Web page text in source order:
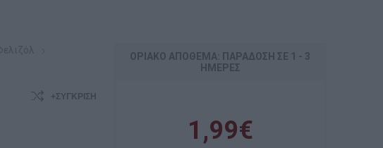
+ΣΎΓΚΡΙΣΗ
ΟΡΙΑΚΌ ΑΠΌΘΕΜΑ: ΠΑΡΆΔΟΣΗ ΣΕ 1 - 3
ΗΜΈΡΕΣ
1,99€